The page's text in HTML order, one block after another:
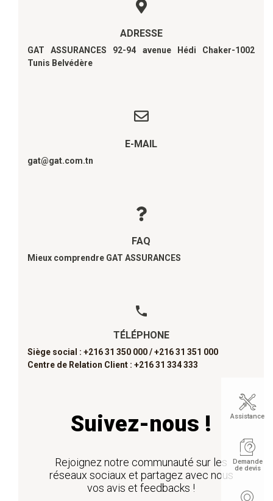
ADRESSE
GAT ASSURANCES 92-94 avenue Hédi Chaker-1002
Tunis Belvédère
E-MAIL
gat@gat.com.tn
FAQ
Mieux comprendre GAT ASSURANCES
TÉLÉPHONE
Siège social : +216 31 350 000 /+216 31 351 000
Centre de Relation Client : +216 31 334 333
Suivez-nous !
Rejoignez notre communauté sur les
réseaux sociaux et partagez avec nous
vos avis et feedbacks !
Assistance
Demande
de devis